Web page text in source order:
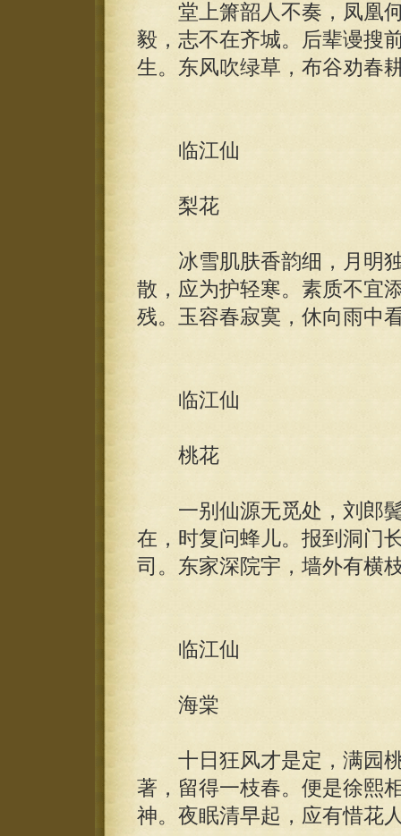
堂上箫韶人不奏，凤凰何
毅，志不在齐城。后辈谩搜
生。东风吹绿草，布谷劝春
临江仙
梨花
冰雪肌肤香韵细，月明独
散，应为护轻寒。素质不宜
残。玉容春寂寞，休向雨中
临江仙
桃花
一别仙源无觅处，刘郎鬓
在，时复问蜂儿。报到洞门
司。东家深院宇，墙外有横
临江仙
海棠
十日狂风才是定，满园桃
著，留得一枝春。便是徐熙
神。夜眠清早起，应有惜花